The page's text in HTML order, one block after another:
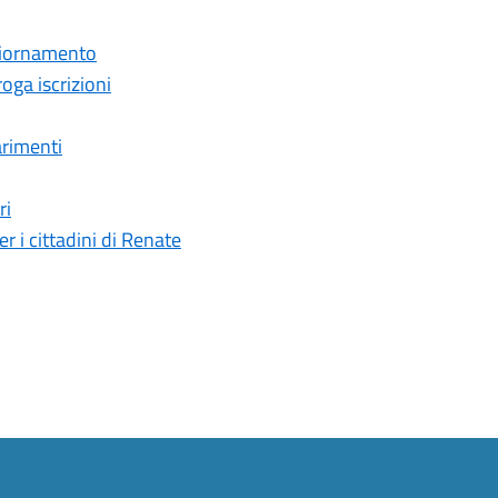
iscrizioni
i cittadini di Renate